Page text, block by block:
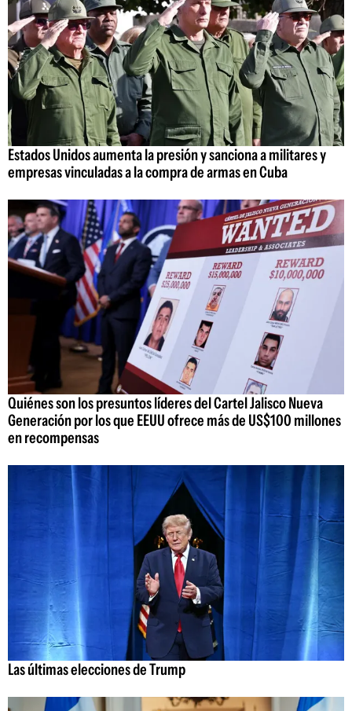
Estados Unidos aumenta la presión y sanciona a militares y
empresas vinculadas a la compra de armas en Cuba
Quiénes son los presuntos líderes del Cartel Jalisco Nueva
Generación por los que EEUU ofrece más de US$100 millones
en recompensas
Las últimas elecciones de Trump